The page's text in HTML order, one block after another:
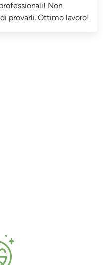
Non
provarli. Ottimo lavoro!